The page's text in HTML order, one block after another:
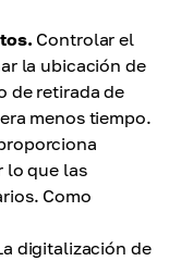
Controlar el
la ubicación de
de retirada de
menos tiempo.
lo que las
Como
digitalización de